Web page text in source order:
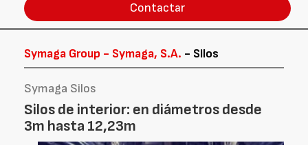
Contactar
Symaga Group - Symaga, S.A. - Silos
Symaga Silos
Silos de interior: en diámetros desde
3m hasta 12,23m